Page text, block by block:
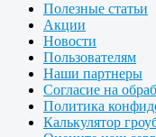
Полезные статьи
Акции
Новости
Пользователям
Наши партнеры
Согласие на
Политика
Калькулятор